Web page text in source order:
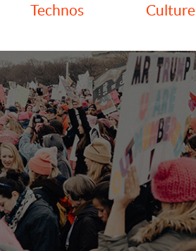
Technos Culture